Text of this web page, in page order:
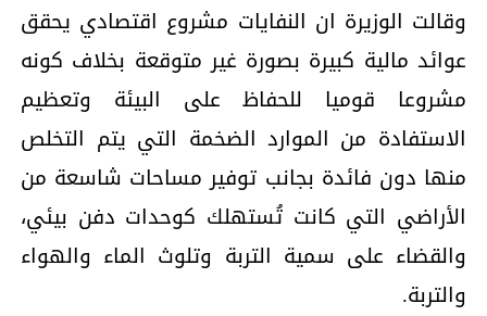
وقالت الوزيرة ان النفايات مشروع اقتصادي يحقق
عوائد مالية كبيرة بصورة غير متوقعة بخلاف كونه
مشروعا قوميا للحفاظ على البيئة وتعظيم
الاستفادة من الموارد الضخمة التي يتم التخلص
منها دون فائدة بجانب توفير مساحات شاسعة من
الأراضي التي كانت تُستهلك كوحدات دفن بيئي،
والقضاء على سمية التربة وتلوث الماء والهواء
والتربة.